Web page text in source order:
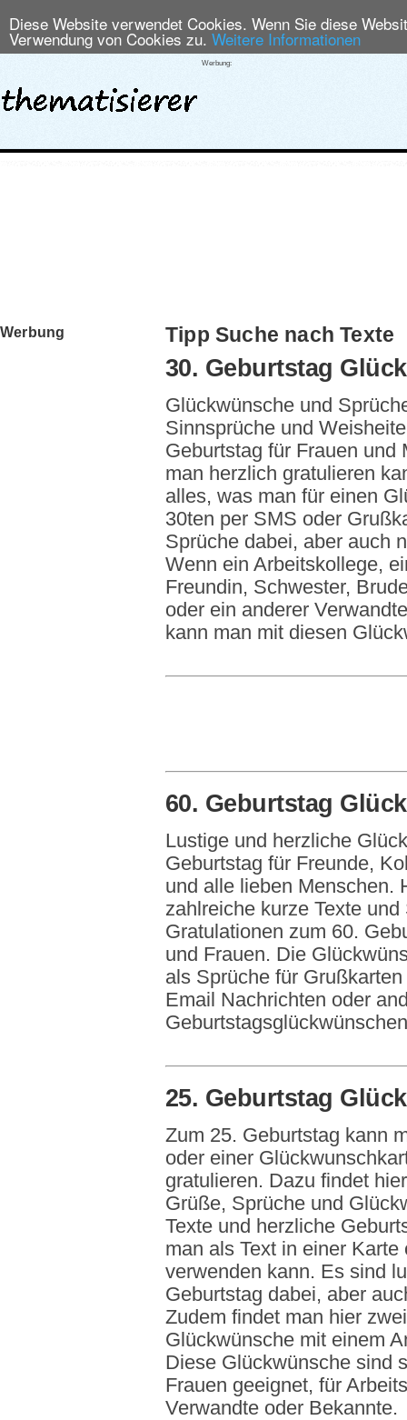
Diese Website verwendet Cookies. Wenn Sie diese
Verwendung von Cookies zu. Weitere Informationen
Werbung:
Tipp Suche nach Texte
30. Geburtstag
Glückwünsche und
Sinnsprüche und
Geburtstag für Frauen und
man herzlich gratulieren
alles, was man für einen
30ten per SMS oder
Sprüche dabei, aber auch
Wenn ein Arbeitskollege,
Freundin, Schwester,
oder ein anderer
kann man mit diesen
60. Geburtstag
Lustige und herzliche
Geburtstag für Freunde,
und alle lieben Menschen.
zahlreiche kurze Texte und
Gratulationen zum 60.
und Frauen. Die
als Sprüche für
Email Nachrichten oder
25. Geburtstag
Zum 25. Geburtstag kann
oder einer
gratulieren. Dazu findet
Grüße, Sprüche und
Texte und herzliche
man als Text in einer
verwenden kann. Es sind
Geburtstag dabei, aber
Zudem findet man hier
Glückwünsche mit einem
Diese Glückwünsche sind
Frauen geeignet, für
Verwandte oder Bekannte.
Werbung